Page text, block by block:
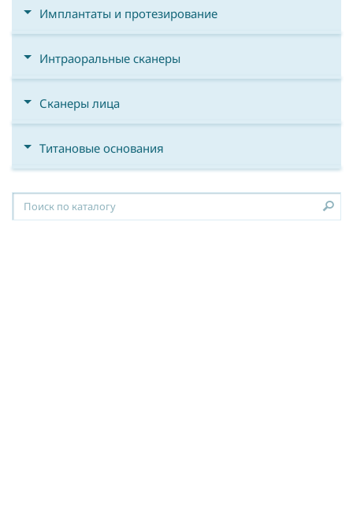
Имплантаты и протезирование
Интраоральные сканеры
Сканеры лица
Титановые основания